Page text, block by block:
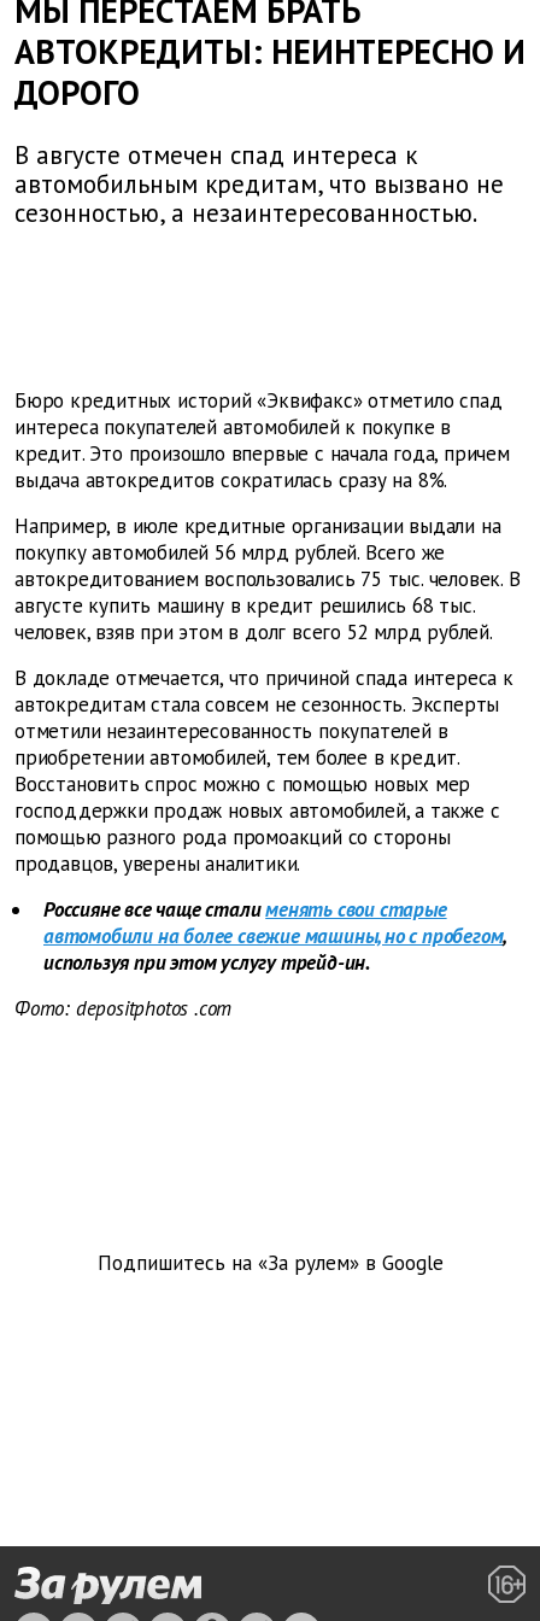
МЫ ПЕРЕСТАЕМ БРАТЬ
АВТОКРЕДИТЫ: НЕИНТЕРЕСНО И
ДОРОГО
В августе отмечен спад интереса к
автомобильным кредитам, что вызвано не
сезонностью, а незаинтересованностью.
Бюро кредитных историй «Эквифакс» отметило спад
интереса покупателей автомобилей к покупке в
кредит. Это произошло впервые с начала года, причем
выдача автокредитов сократилась сразу на 8%.
Например, в июле кредитные организации выдали на
покупку автомобилей 56 млрд рублей. Всего же
автокредитованием воспользовались 75 тыс. человек. В
августе купить машину в кредит решились 68 тыс.
человек, взяв при этом в долг всего 52 млрд рублей.
В докладе отмечается, что причиной спада интереса к
автокредитам стала совсем не сезонность. Эксперты
отметили незаинтересованность покупателей в
приобретении автомобилей, тем более в кредит.
Восстановить спрос можно с помощью новых мер
господдержки продаж новых автомобилей, а также с
помощью разного рода промоакций со стороны
продавцов, уверены аналитики.
Россияне все чаще сталименять свои старые
автомобили на более свежие машины, но с пробегом,
используя при этом услугу трейд-ин.
Фото: depositphotos .com
Подпишитесь на «За рулем» в Google